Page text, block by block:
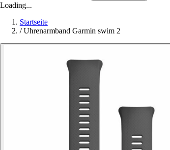
Loading...
Startseite
/ Uhrenarmband Garmin swim 2